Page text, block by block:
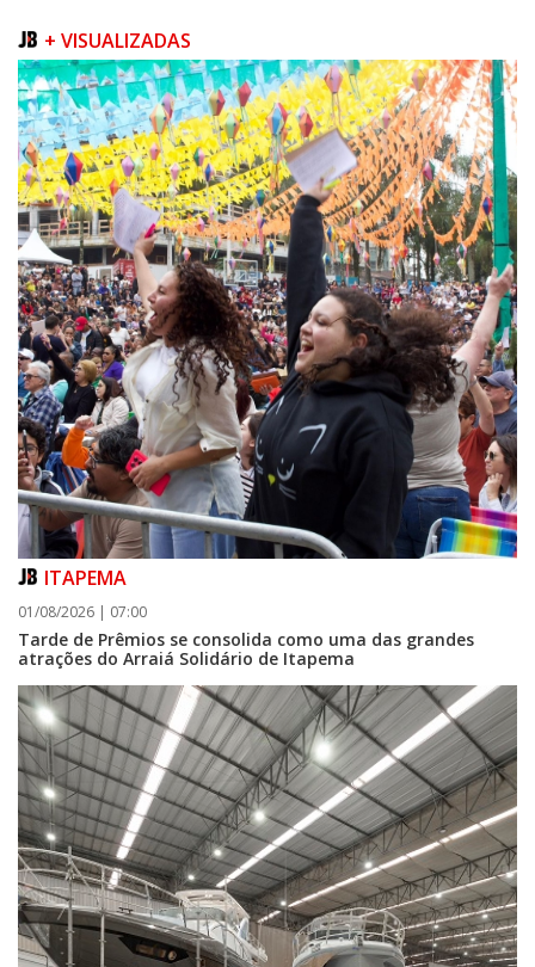
06/08/2026 | 07:00
Inscrições para a exploração da gastronomia do 14º Acampamento
Farroupilha estão abertas
CAMBORIÚ
06/08/2026 | 07:00
Camboriú: exposição de arte transforma o Paço Municipal em um espaço
de cultura
+ VISUALIZADAS
ITAPEMA
01/08/2026 | 07:00
Tarde de Prêmios se consolida como uma das grandes
atrações do Arraiá Solidário de Itapema